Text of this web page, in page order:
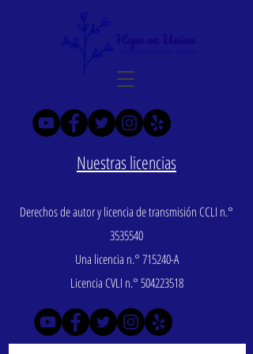
Nuestras licencias
Derechos de autor y licencia de transmisión CCLI n.°
3535540
Una licencia n.° 715240-A
Licencia CVLI n.°504223518